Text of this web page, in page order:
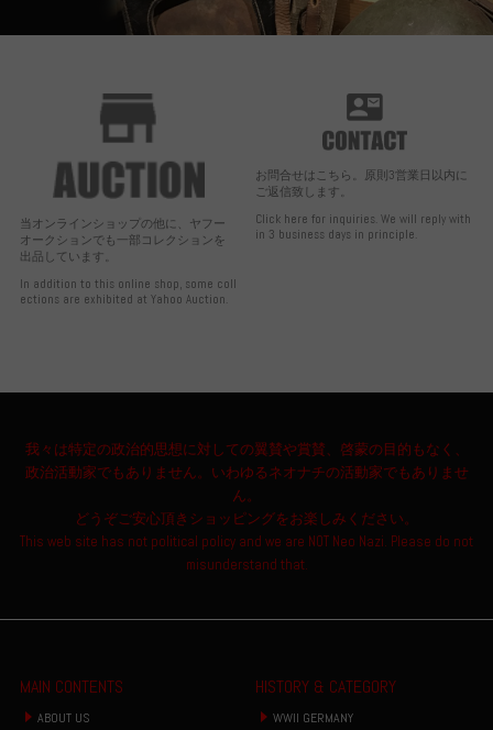
当オンラインショップの他に、ヤフー
オークションでも一部コレクションを
出品しています。
In addition to this online shop, some coll
ections are exhibited at Yahoo Auction.
お問合せはこちら。原則3営業日以内に
ご返信致します。
Click here for inquiries. We will reply with
in 3 business days in principle.
我々は特定の政治的思想に対しての翼賛や賞賛、啓蒙の目的もなく、
政治活動家でもありません。いわゆるネオナチの活動家でもありませ
ん。
どうぞご安心頂きショッピングをお楽しみください。
This web site has not political policy and we are NOT Neo Nazi. Please do not
misunderstand that.
MAIN CONTENTS
ABOUT US
HISTORY & CATEGORY
WWII GERMANY